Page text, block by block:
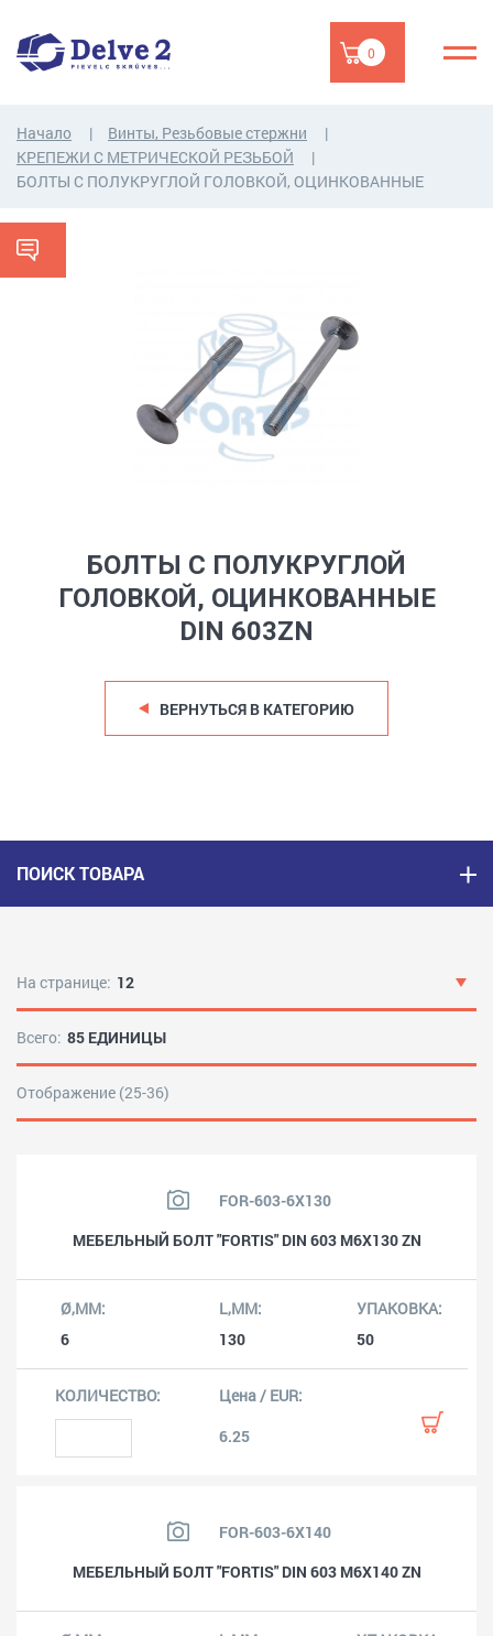
0
Начало
Винты, Резьбовые стержни
КРЕПЕЖИ С МЕТРИЧЕСКОЙ РЕЗЬБОЙ
БОЛТЫ С ПОЛУКРУГЛОЙ ГОЛОВКОЙ, ОЦИНКОВАННЫЕ
БОЛТЫ С ПОЛУКРУГЛОЙ
ГОЛОВКОЙ, ОЦИНКОВАННЫЕ
DIN 603ZN
ВЕРНУТЬСЯ В КАТЕГОРИЮ
ПОИСК ТОВАРА
На странице: 12
Всего: 85 ЕДИНИЦЫ
Отображение (25-36)
FOR-603-6X130
МЕБЕЛЬНЫЙ БОЛТ "FORTIS" DIN 603 M6X130 ZN
6 130 50
6.25
FOR-603-6X140
МЕБЕЛЬНЫЙ БОЛТ "FORTIS" DIN 603 M6X140 ZN